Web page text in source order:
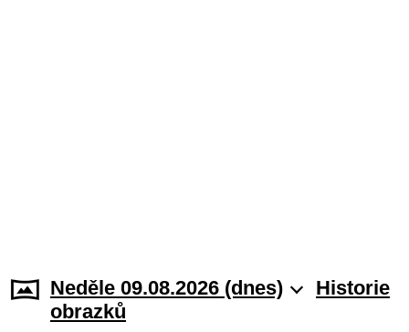
Neděle 09.08.2026 (dnes)
Historie
obrazků